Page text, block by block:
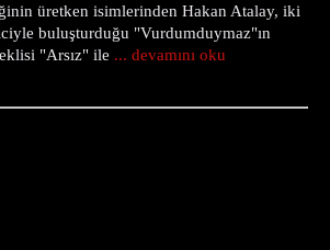
üretken isimlerinden Hakan Atalay, iki
buluşturduğu "Vurdumduymaz"ın
"Arsız" ile ... devamını oku